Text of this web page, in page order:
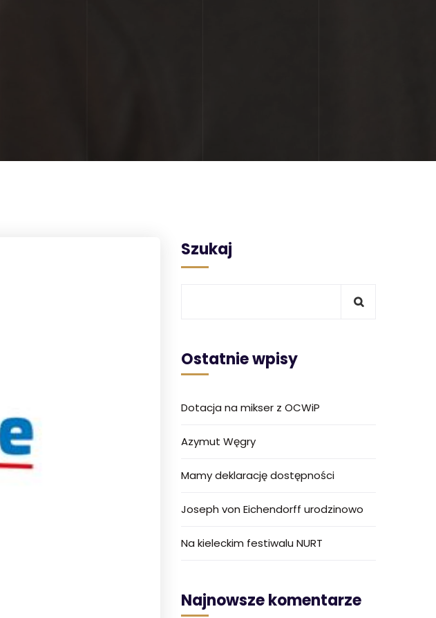
Szukaj
Ostatnie wpisy
Dotacja na mikser z OCWiP
Azymut Węgry
Mamy deklarację dostępności
Joseph von Eichendorff urodzinowo
Na kieleckim festiwalu NURT
Najnowsze komentarze